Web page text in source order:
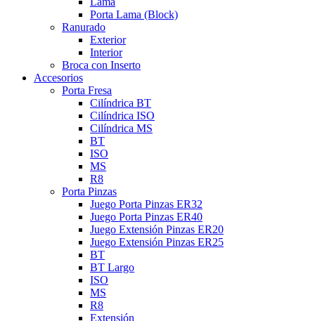
Porta Lama (Block)
Ranurado
Exterior
Interior
Broca con Inserto
Accesorios
Porta Fresa
Cilíndrica BT
Cilíndrica ISO
Cilíndrica MS
BT
ISO
MS
R8
Porta Pinzas
Juego Porta Pinzas ER32
Juego Porta Pinzas ER40
Juego Extensión Pinzas ER20
Juego Extensión Pinzas ER25
BT
BT Largo
ISO
MS
R8
Extensión